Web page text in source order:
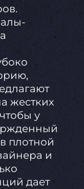
жестких
у
плотной
и
дает